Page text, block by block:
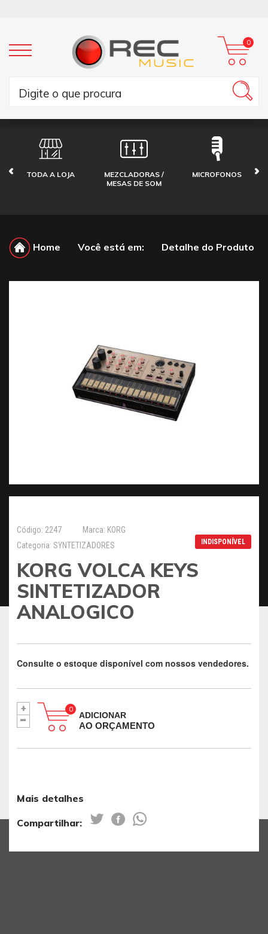
0
TODA A LOJA
MEZCLADORAS /
MESAS DE SOM
MICROFONOS
Home Você está em: Detalhe do Produto
Código: 2247
Marca: KORG
Categoria: SYNTETIZADORES
INDISPONÍVEL
KORG VOLCA KEYS
SINTETIZADOR
ANALOGICO
Consulte o estoque disponível com nossos vendedores.
+
- ADICIONAR
AO ORÇAMENTO
Mais detalhes
Compartilhar: